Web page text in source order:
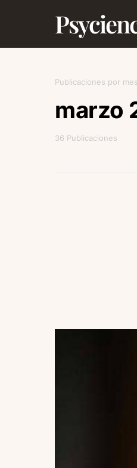
Publicaciones por mes
marzo
36 Publicaciones